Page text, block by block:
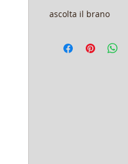
ascolta il brano